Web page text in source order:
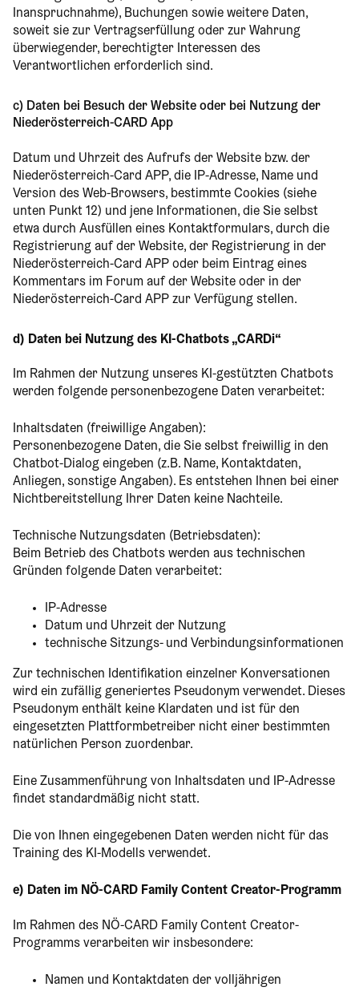
Inanspruchnahme), Buchungen sowie weitere Daten,
soweit sie zur Vertragserfüllung oder zur Wahrung
überwiegender, berechtigter Interessen des
Verantwortlichen erforderlich sind.
c) Daten bei Besuch der Website oder bei Nutzung der
Niederösterreich-CARD App
Datum und Uhrzeit des Aufrufs der Website bzw. der
Niederösterreich-Card APP, die IP-Adresse, Name und
Version des Web-Browsers, bestimmte Cookies (siehe
unten Punkt 12) und jene Informationen, die Sie selbst
etwa durch Ausfüllen eines Kontaktformulars, durch die
Registrierung auf der Website, der Registrierung in der
Niederösterreich-Card APP oder beim Eintrag eines
Kommentars im Forum auf der Website oder in der
Niederösterreich-Card APP zur Verfügung stellen.
d) Daten bei Nutzung des KI-Chatbots „CARDi“
Im Rahmen der Nutzung unseres KI-gestützten Chatbots
werden folgende personenbezogene Daten verarbeitet:
Inhaltsdaten (freiwillige Angaben):
Personenbezogene Daten, die Sie selbst freiwillig in den
Chatbot-Dialog eingeben (z.B. Name, Kontaktdaten,
Anliegen, sonstige Angaben). Es entstehen Ihnen bei einer
Nichtbereitstellung Ihrer Daten keine Nachteile.
Technische Nutzungsdaten (Betriebsdaten):
Beim Betrieb des Chatbots werden aus technischen
Gründen folgende Daten verarbeitet:
IP-Adresse
Datum und Uhrzeit der Nutzung
technische Sitzungs- und Verbindungsinformationen
Zur technischen Identifikation einzelner Konversationen
wird ein zufällig generiertes Pseudonym verwendet. Dieses
Pseudonym enthält keine Klardaten und ist für den
eingesetzten Plattformbetreiber nicht einer bestimmten
natürlichen Person zuordenbar.
Eine Zusammenführung von Inhaltsdaten und IP-Adresse
findet standardmäßig nicht statt.
Die von Ihnen eingegebenen Daten werden nicht für das
Training des KI-Modells verwendet.
e) Daten im NÖ-CARD Family Content Creator-Programm
Im Rahmen des NÖ-CARD Family Content Creator-
Programms verarbeiten wir insbesondere:
Namen und Kontaktdaten der volljährigen